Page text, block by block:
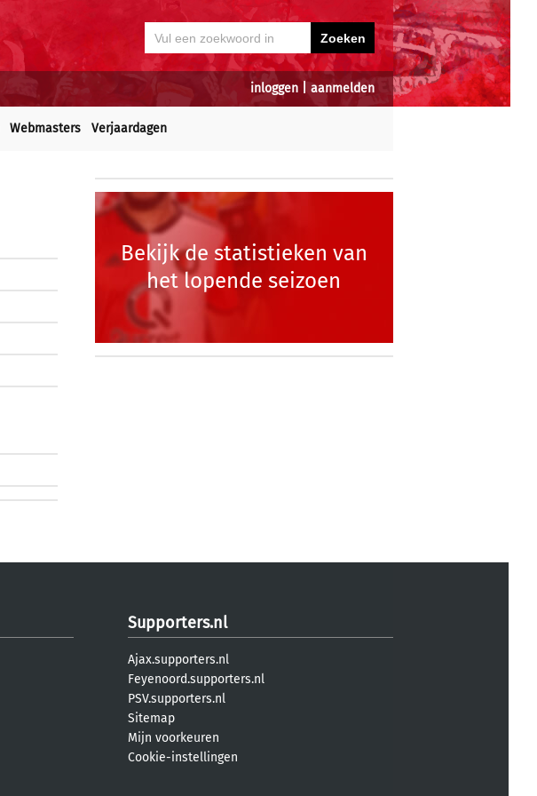
inloggen aanmelden
Webmasters Verjaardagen
Bekijk de statistieken van
het lopende seizoen
Supporters.nl
Ajax.supporters.nl
Feyenoord.supporters.nl
PSV.supporters.nl
Sitemap
Mijn voorkeuren
Cookie-instellingen